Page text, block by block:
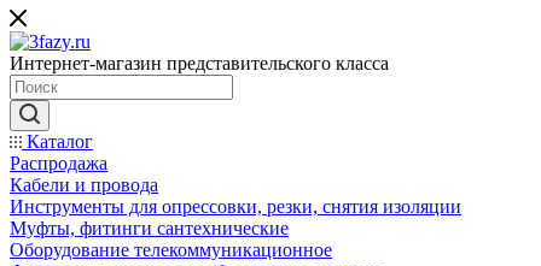
Интернет-магазин представительского класса
Каталог
Распродажа
Кабели и провода
Инструменты для опрессовки, резки, снятия изоляции
Муфты, фитинги сантехнические
Оборудование телекоммуникационное